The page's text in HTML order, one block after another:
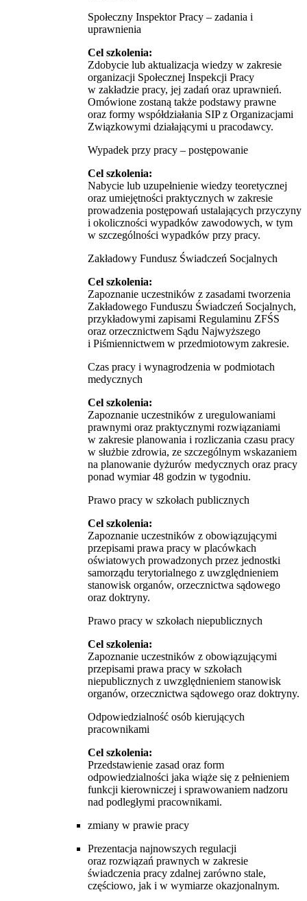
Społeczny Inspektor Pracy – zadania i
uprawnienia
Cel szkolenia:
Zdobycie lub aktualizacja wiedzy w zakresie
organizacji Społecznej Inspekcji Pracy
w zakładzie pracy, jej zadań oraz uprawnień.
Omówione zostaną także podstawy prawne
oraz formy współdziałania SIP z Organizacjami
Związkowymi działającymi u pracodawcy.
Wypadek przy pracy – postępowanie
Cel szkolenia:
Nabycie lub uzupełnienie wiedzy teoretycznej
oraz umiejętności praktycznych w zakresie
prowadzenia postępowań ustalających przyczyny
i okoliczności wypadków zawodowych, w tym
w szczególności wypadków przy pracy.
Zakładowy Fundusz Świadczeń Socjalnych
Cel szkolenia:
Zapoznanie uczestników z zasadami tworzenia
Zakładowego Funduszu Świadczeń Socjalnych,
przykładowymi zapisami Regulaminu ZFŚS
oraz orzecznictwem Sądu Najwyższego
i Piśmiennictwem w przedmiotowym zakresie.
Czas pracy i wynagrodzenia w podmiotach
medycznych
Cel szkolenia:
Zapoznanie uczestników z uregulowaniami
prawnymi oraz praktycznymi rozwiązaniami
w zakresie planowania i rozliczania czasu pracy
w służbie zdrowia, ze szczególnym wskazaniem
na planowanie dyżurów medycznych oraz pracy
ponad wymiar 48 godzin w tygodniu.
Prawo pracy w szkołach publicznych
Cel szkolenia:
Zapoznanie uczestników z obowiązującymi
przepisami prawa pracy w placówkach
oświatowych prowadzonych przez jednostki
samorządu terytorialnego z uwzględnieniem
stanowisk organów, orzecznictwa sądowego
oraz doktryny.
Prawo pracy w szkołach niepublicznych
Cel szkolenia:
Zapoznanie uczestników z obowiązującymi
przepisami prawa pracy w szkołach
niepublicznych z uwzględnieniem stanowisk
organów, orzecznictwa sądowego oraz doktryny.
Odpowiedzialność osób kierujących
pracownikami
Cel szkolenia:
Przedstawienie zasad oraz form
odpowiedzialności jaka wiąże się z pełnieniem
funkcji kierowniczej i sprawowaniem nadzoru
nad podległymi pracownikami.
zmiany w prawie pracy
Prezentacja najnowszych regulacji
oraz rozwiązań prawnych w zakresie
świadczenia pracy zdalnej zarówno stale,
częściowo, jak i w wymiarze okazjonalnym.